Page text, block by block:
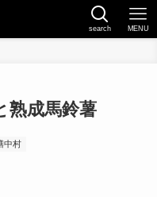
search MENU
熟成馬鈴薯
中村